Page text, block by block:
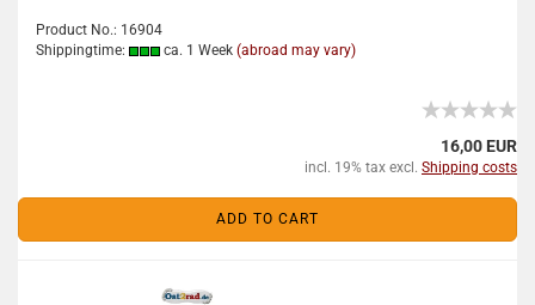
Product No.: 16904
Shippingtime:
ca. 1 Week (abroad may vary)
16,00 EUR
incl. 19% tax excl. Shipping costs
ADD TO CART